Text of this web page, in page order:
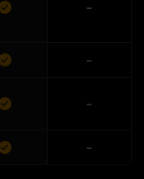
-
-
-
-